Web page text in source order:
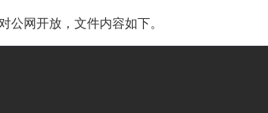
公网开放，文件内容如下。